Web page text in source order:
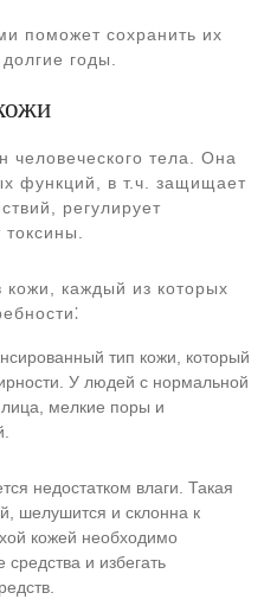
поможет сохранить их
годы.
тела. Она
функций, в т.ч. защищает
регулирует
кожи, каждый из которых
тип кожи, который
У людей с нормальной
мелкие поры и
недостатком влаги. Такая
шелушится и склонна к
кожей необходимо
и избегать